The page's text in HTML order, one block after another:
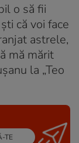
o să fii
că voi face
astrele,
mă mărit
la „Teo
TE